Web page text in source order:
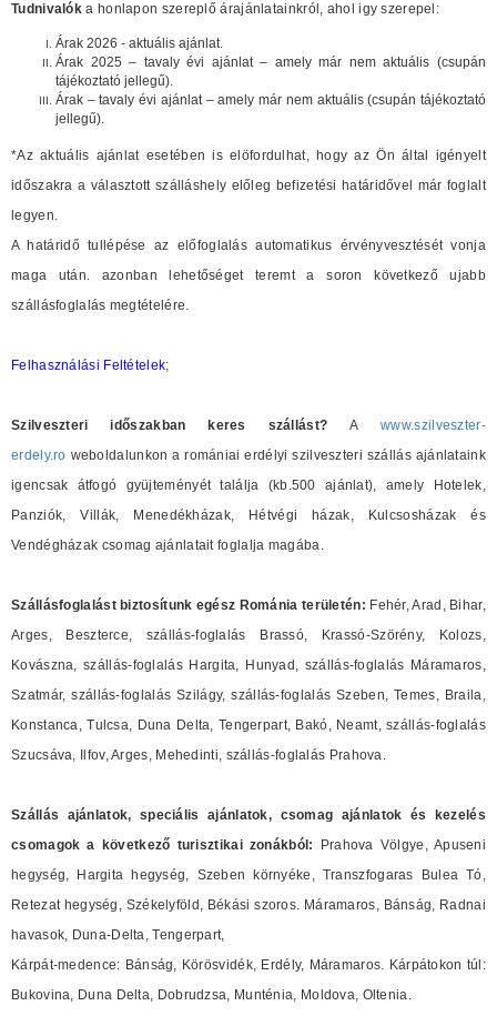
Tudnivalók a honlapon szereplő árajánlatainkról, ahol igy szerepel:
Árak 2026 - aktuális ajánlat.
Árak 2025 – tavaly évi ajánlat – amely már nem aktuális (csupán
tájékoztató jellegű).
Árak – tavaly évi ajánlat – amely már nem aktuális (csupán tájékoztató
jellegű).
*Az aktuális ajánlat esetében is elöfordulhat, hogy az Ön által igényelt
időszakra a választott szálláshely előleg befizetési határidővel már foglalt
legyen.
A határidő tullépése az előfoglalás automatikus érvényvesztését vonja
maga után. azonban lehetőséget teremt a soron következő ujabb
szállásfoglalás megtételére.
Felhasználási Feltételek;
Szilveszteri időszakban keres szállást? Awww.szilveszter-
erdely.ro weboldalunkon a romániai erdélyi szilveszteri szállás ajánlataink
igencsak átfogó gyüjteményét találja (kb.500 ajánlat), amely Hotelek,
Panziók, Villák, Menedékházak, Hétvégi házak, Kulcsosházak és
Vendégházak csomag ajánlatait foglalja magába.
Szállásfoglalást biztosítunk egész Románia területén: Fehér, Arad, Bihar,
Arges, Beszterce, szállás-foglalás Brassó, Krassó-Szörény, Kolozs,
Kovászna, szállás-foglalás Hargita, Hunyad, szállás-foglalás Máramaros,
Szatmár, szállás-foglalás Szilágy, szállás-foglalás Szeben, Temes, Braila,
Konstanca, Tulcsa, Duna Delta, Tengerpart, Bakó, Neamt, szállás-foglalás
Szucsáva, Ilfov, Arges, Mehedinti, szállás-foglalás Prahova.
Szállás ajánlatok, speciális ajánlatok, csomag ajánlatok és
kezelés
csomagok a következő turisztikai zonákból:
Prahova Völgye, Apuseni
hegység, Hargita hegység, Szeben környéke, Transzfogaras Bulea Tó,
Retezat hegység, Székelyföld, Békási szoros. Máramaros, Bánság, Radnai
havasok, Duna-Delta, Tengerpart,
Kárpát-medence: Bánság, Körösvidék, Erdély, Máramaros. Kárpátokon túl:
Bukovina, Duna Delta, Dobrudzsa, Munténia, Moldova, Oltenia.